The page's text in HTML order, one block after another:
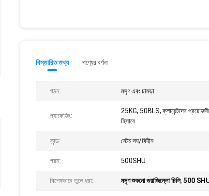
বিস্তারিত তথ্য পণ্যের বর্ণনা
গঠন: মসৃণ এবং চামড়া
প্যাকেজিং:
25KG, 50BLS, ক্লায়েন্টদের
হিসাবে
কান্ড: স্টেম সহ/বিহীন
গরম: 500SHU
বিশেষভাবে তুলে ধরা: মসৃণ শুকনো গুয়াজিল্লো চিলি, 500 SHU